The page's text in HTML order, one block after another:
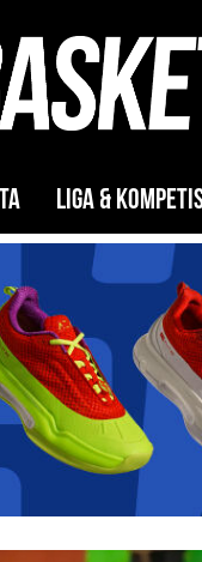
LIGA &